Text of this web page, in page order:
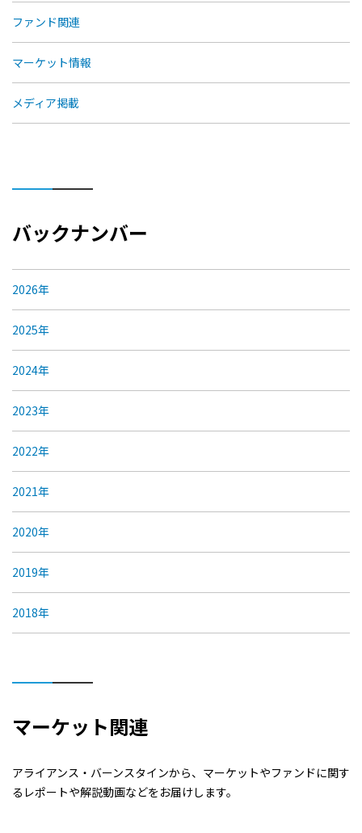
ファンド関連
マーケット情報
メディア掲載
バックナンバー
2026年
2025年
2024年
2023年
2022年
2021年
2020年
2019年
2018年
マーケット関連
アライアンス・バーンスタインから、マーケットやファンドに関す
るレポートや解説動画などをお届けします。